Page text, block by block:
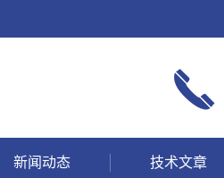
新闻动态 技术文章